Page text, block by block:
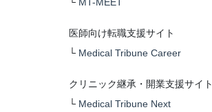
医師向け転職支援サイト
└ Medical Tribune Career
クリニック継承・開業支援サイト
└ Medical Tribune Next